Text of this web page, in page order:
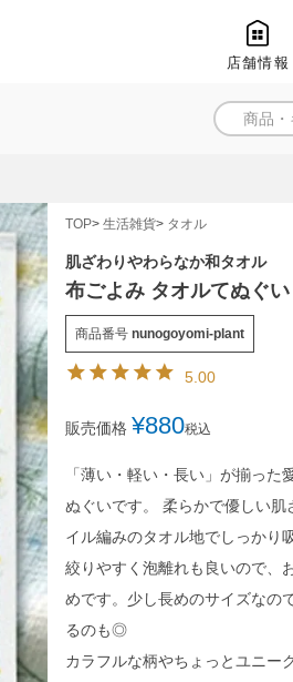
店舗情報
TOP 生活雑貨 タオル
肌ざわりやわらなか和タオル
布ごよみ タオルてぬぐ
商品番号 nunogoyomi-plant
5.00
販売価格 ¥880税込
「薄い・軽い・長い」が揃った
ぬぐいです。 柔らかで優しい
イル編みのタオル地でしっかり
絞りやすく泡離れも良いので、
めです。少し長めのサイズなの
るのも◎
カラフルな柄やちょっとユニー